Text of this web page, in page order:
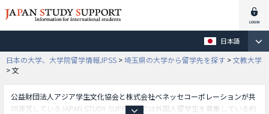
日本語
日本の大学、大学院留学情報JPSS >埼玉県の大学から留学先を探す >文教大学
>文
公益財団法人アジア学生文化協会と株式会社ベネッセコーポレーションが共
同運営しているJAPAN STUDY SUPPORTでは外国人留学生を募集している約